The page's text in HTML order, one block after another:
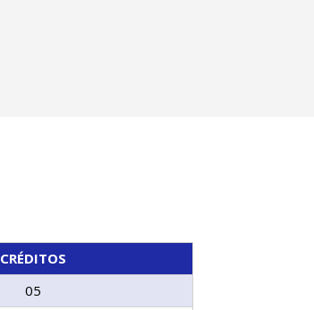
CRÉDITOS
05